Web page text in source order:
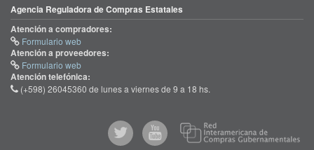
Agencia Reguladora de Compras Estatales
Atención a compradores:
Formulario web
Atención a proveedores:
Formulario web
Atención telefónica:
(+598) 26045360 de lunes a viernes de 9 a 18 hs.
@comprasgubuy
ACCE